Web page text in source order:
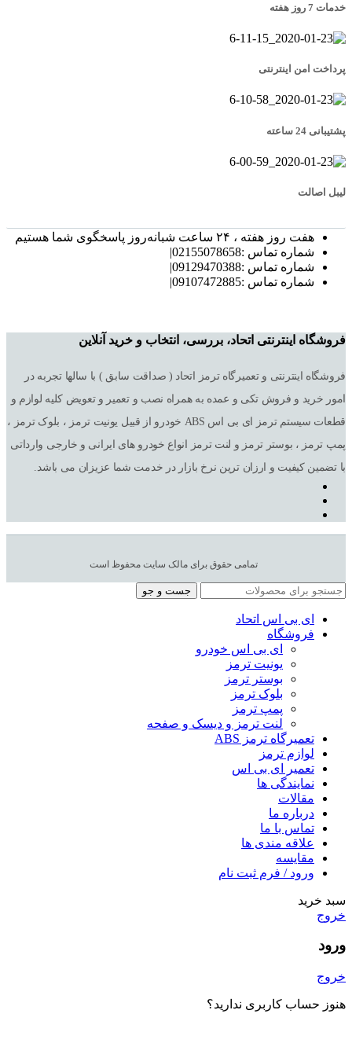
خدمات 7 روز هفته
پرداخت امن اینترنتی
پشتیبانی 24 ساعته
لیبل اصالت
هفت روز هفته ، ۲۴ ساعت شبانه‌روز پاسخگوی شما هستیم
شماره تماس :02155078658|
شماره تماس :09129470388|
شماره تماس :09107472885|
فروشگاه اینترنتی اتحاد، بررسی، انتخاب و خرید آنلاین
فروشگاه اینترنتی و تعمیرگاه ترمز اتحاد ( صداقت سابق ) با سالها تجربه در
امور خرید و فروش تکی و عمده به همراه نصب و تعمیر و تعویض کلیه لوازم و
قطعات سیستم ترمز ای بی اس ABS خودرو از قبیل یونیت ترمز ، بلوک ترمز ،
پمپ ترمز ، بوستر ترمز و لنت ترمز انواع خودرو های ایرانی و خارجی وارداتی
با تضمین کیفیت و ارزان ترین نرخ بازار در خدمت شما عزیزان می باشد.
تمامی حقوق برای مالک سایت محفوظ است
جست و جو
ای بی اس اتحاد
فروشگاه
ای بی اس خودرو
یونیت ترمز
بوستر ترمز
بلوک ترمز
پمپ ترمز
لنت ترمز و دیسک و صفحه
تعمیرگاه ترمز ABS
لوازم ترمز
تعمیر ای بی اس
نمایندگی ها
مقالات
درباره ما
تماس با ما
علاقه مندی ها
مقایسه
ورود / فرم ثبت نام
سبد خرید
خروج
ورود
خروج
هنوز حساب کاربری ندارید؟